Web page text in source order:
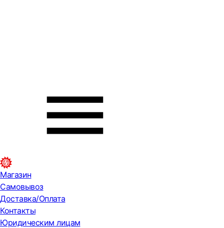
Магазин
Самовывоз
Доставка/Оплата
Контакты
Юридическим лицам